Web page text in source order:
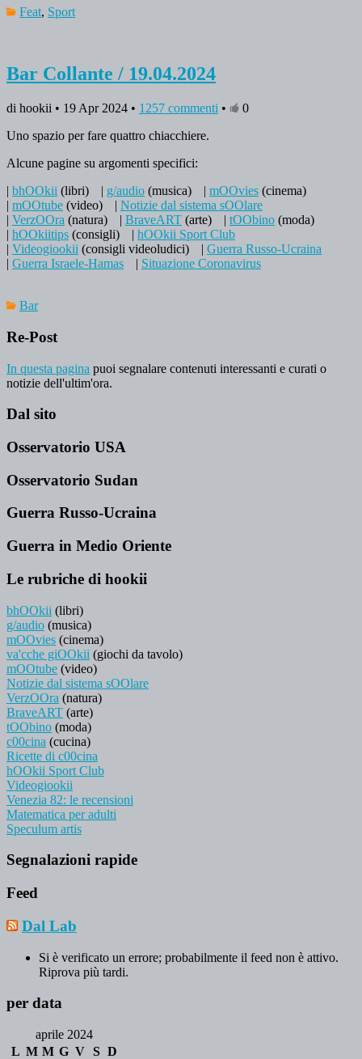
Feat, Sport
Bar Collante / 19.04.2024
di hookii • 19 Apr 2024 • 1257 commenti •
0
Uno spazio per fare quattro chiacchiere.
Alcune pagine su argomenti specifici:
| bhOOkii (libri) | g/audio (musica) | mOOvies (cinema)
| mOOtube (video) | Notizie dal sistema sOOlare
| VerzOOra (natura) | BraveART (arte) | tOObino (moda)
| hOOkiitips (consigli) | hOOkii Sport Club
| Videogiookii (consigli videoludici) | Guerra Russo-Ucraina
| Guerra Israele-Hamas | Situazione Coronavirus
Bar
Re-Post
In questa pagina puoi segnalare contenuti interessanti e curati o
notizie dell'ultim'ora.
Dal sito
Osservatorio USA
Osservatorio Sudan
Guerra Russo-Ucraina
Guerra in Medio Oriente
Le rubriche di hookii
bhOOkii (libri)
g/audio (musica)
mOOvies (cinema)
va'cche giOOkii (giochi da tavolo)
mOOtube (video)
Notizie dal sistema sOOlare
VerzOOra (natura)
BraveART (arte)
tOObino (moda)
c00cina (cucina)
Ricette di c00cina
hOOkii Sport Club
Videogiookii
Venezia 82: le recensioni
Matematica per adulti
Speculum artis
Segnalazioni rapide
Feed
Dal Lab
Si è verificato un errore; probabilmente il feed non è attivo.
Riprova più tardi.
per data
aprile 2024
L M M G V S D